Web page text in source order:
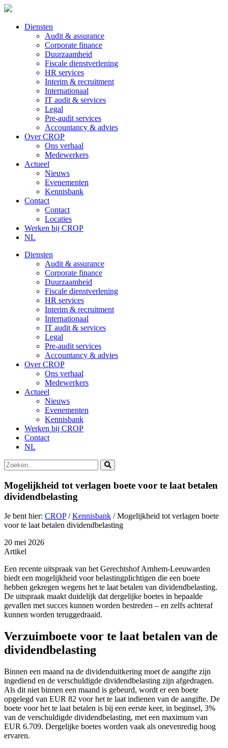
Diensten
Audit & assurance
Corporate finance
Duurzaamheid
Fiscale dienstverlening
HR services
Interim & recruitment
Internationaal
IT audit & services
Legal
Pre-audit services
Accountancy & advies
Over CROP
Ons verhaal
Medewerkers
Actueel
Nieuws
Evenementen
Kennisbank
Contact
Contact
Locaties
Werken bij CROP
NL
Diensten
Audit & assurance
Corporate finance
Duurzaamheid
Fiscale dienstverlening
HR services
Interim & recruitment
Internationaal
IT audit & services
Legal
Pre-audit services
Accountancy & advies
Over CROP
Ons verhaal
Medewerkers
Actueel
Nieuws
Evenementen
Kennisbank
Werken bij CROP
Contact
NL
Zoek
naar:
Mogelijkheid tot verlagen boete voor te laat betalen
dividendbelasting
Je bent hier: CROP/Kennisbank /Mogelijkheid tot verlagen boete
voor te laat betalen dividendbelasting
20 mei 2026
Artikel
Een recente uitspraak van het Gerechtshof Arnhem‑Leeuwarden
biedt een mogelijkheid voor belastingplichtigen die een boete
hebben gekregen wegens het te laat betalen van dividendbelasting.
De uitspraak maakt duidelijk dat dergelijke boetes in bepaalde
gevallen met succes kunnen worden bestreden – en zelfs achteraf
kunnen worden teruggedraaid.
Verzuimboete voor te laat betalen van de
dividendbelasting
Binnen een maand na de dividenduitkering moet de aangifte zijn
ingediend en de verschuldigde dividendbelasting zijn afgedragen.
Als dit niet binnen een maand is gebeurd, wordt er een boete
opgelegd van EUR 82 voor het te laat indienen van de aangifte. De
boete voor het te laat betalen is bij een eerste keer, in beginsel, 3%
van de verschuldigde dividendbelasting, met een maximum van
EUR 6.709. Dergelijke boetes worden vaak als onevenredig hoog
ervaren.